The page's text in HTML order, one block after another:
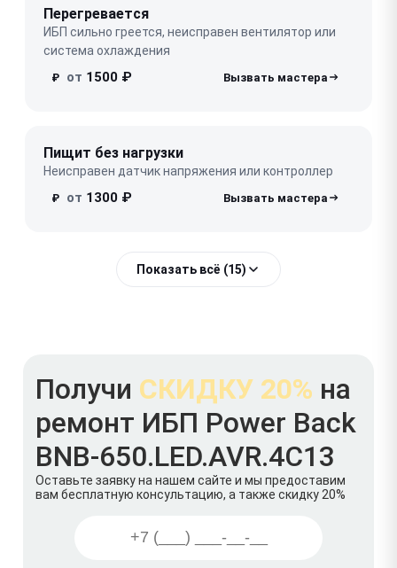
Перегревается
ИБП сильно греется, неисправен вентилятор или
система охлаждения
₽ от 1500 ₽
Пищит без нагрузки
Неисправен датчик напряжения или контроллер
₽ от 1300 ₽
Показать всё (15)
Получи СКИДКУ 20% на
ремонт ИБП Power Back
BNB-650.LED.AVR.4C13
Оставьте заявку на нашем сайте и мы предоставим
вам бесплатную консультацию, а также скидку 20%